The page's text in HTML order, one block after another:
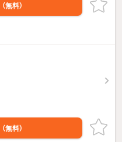
（無料）
（無料）